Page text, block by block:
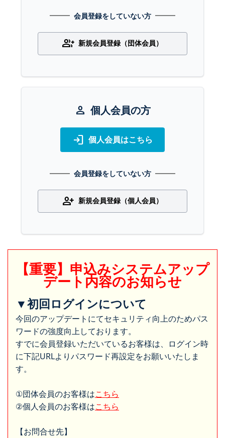
会員登録をしていない方
group_add 新規会員登録（団体会員）
person 個人会員の方
login 個人会員はこちら
会員登録をしていない方
person_add 新規会員登録（個人会員）
【重要】申込みシステムアップ
デート内容のお知らせ
▼初回ログインについて
今回のアップデートにてセキュリティ向上のためパス
ワードの強度向上しております。
すでに会員登録いただいているお客様は、ログイン時
に下記URLよりパスワード再設定をお願いいたしま
す。
①団体会員のお客様はこちら
②個人会員のお客様はこちら
【お問合せ先】